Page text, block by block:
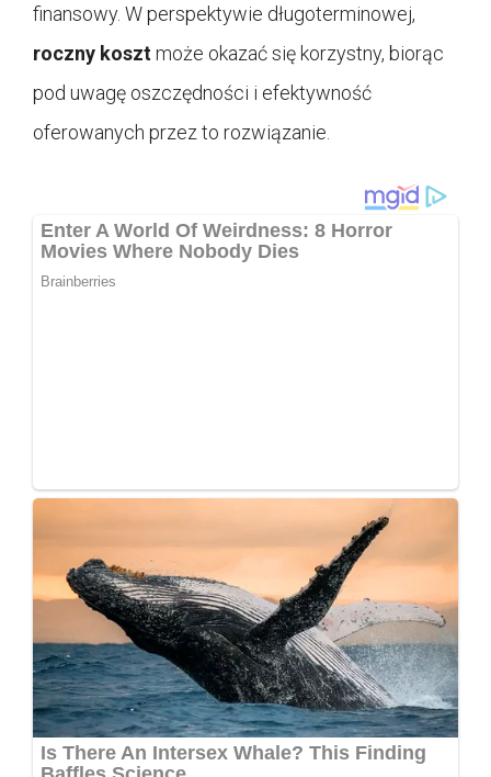
finansowy. W perspektywie długoterminowej,
roczny kosztmoże okazać się korzystny, biorąc
pod uwagę oszczędności i efektywność
oferowanych przez to rozwiązanie.